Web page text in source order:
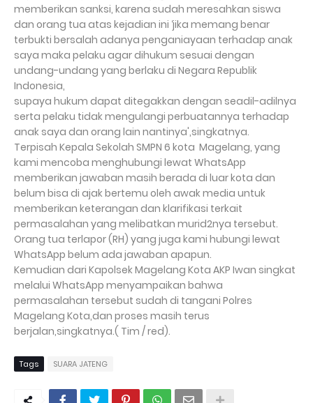
memberikan sanksi, karena sudah meresahkan siswa
dan orang tua atas kejadian ini ‘jika memang benar
terbukti bersalah adanya penganiayaan terhadap anak
saya maka pelaku agar dihukum sesuai dengan
undang-undang yang berlaku di Negara Republik
Indonesia,
supaya hukum dapat ditegakkan dengan seadil-adilnya
serta pelaku tidak mengulangi perbuatannya terhadap
anak saya dan orang lain nantinya',singkatnya.
Terpisah Kepala Sekolah SMPN 6 kota Magelang, yang
kami mencoba menghubungi lewat WhatsApp
memberikan jawaban masih berada di luar kota dan
belum bisa di ajak bertemu oleh awak media untuk
memberikan keterangan dan klarifikasi terkait
permasalahan yang melibatkan murid2nya tersebut.
Orang tua terlapor (RH) yang juga kami hubungi lewat
WhatsApp belum ada jawaban apapun.
Kemudian dari Kapolsek Magelang Kota AKP Iwan singkat
melalui WhatsApp menyampaikan bahwa
permasalahan tersebut sudah di tangani Polres
Magelang Kota,dan proses masih terus
berjalan,singkatnya.( Tim / red).
Tags SUARA JATENG